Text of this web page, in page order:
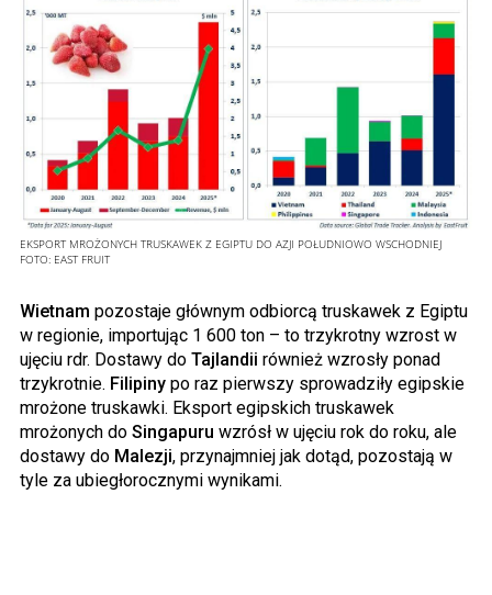
EKSPORT MROŻONYCH TRUSKAWEK Z EGIPTU DO AZJI POŁUDNIOWO WSCHODNIEJ
FOTO: EAST FRUIT
Wietnam pozostaje głównym odbiorcą truskawek z Egiptu
w regionie, importując 1 600 ton – to trzykrotny wzrost w
ujęciu rdr. Dostawy do Tajlandii również wzrosły ponad
trzykrotnie. Filipiny po raz pierwszy sprowadziły egipskie
mrożone truskawki. Eksport egipskich truskawek
mrożonych do Singapuru wzrósł w ujęciu rok do roku, ale
dostawy do Malezji, przynajmniej jak dotąd, pozostają w
tyle za ubiegłorocznymi wynikami.